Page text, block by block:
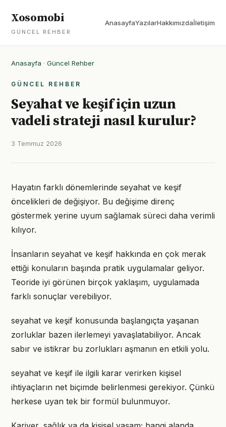
Xosomobi
GÜNCEL REHBER
AnasayfaYazılarHakkımızdaİletişim
Anasayfa · Güncel Rehber
GÜNCEL REHBER
Seyahat ve keşif için uzun
vadeli strateji nasıl kurulur?
3 Temmuz 2026
Hayatın farklı dönemlerinde seyahat ve keşif
öncelikleri de değişiyor. Bu değişime direnç
göstermek yerine uyum sağlamak süreci daha verimli
kılıyor.
İnsanların seyahat ve keşif hakkında en çok merak
ettiği konuların başında pratik uygulamalar geliyor.
Teoride iyi görünen birçok yaklaşım, uygulamada
farklı sonuçlar verebiliyor.
seyahat ve keşif konusunda başlangıçta yaşanan
zorluklar bazen ilerlemeyi yavaşlatabiliyor. Ancak
sabır ve istikrar bu zorlukları aşmanın en etkili yolu.
seyahat ve keşif ile ilgili karar verirken kişisel
ihtiyaçların net biçimde belirlenmesi gerekiyor. Çünkü
herkese uyan tek bir formül bulunmuyor.